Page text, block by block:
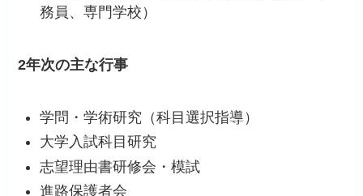
務員、専門学校）
2年次の主な行事
学問・学術研究（科目選択指導）
大学入試科目研究
志望理由書研修会・模試
進路保護者会